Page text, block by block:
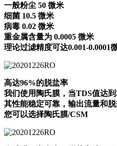
一般粉尘 50 微米
细菌 10.5 微米
病毒 0.02 微米
重金属含量为 0.0005 微米
理论过滤精度可达0.001-0.0001
高达96%的脱盐率
我们使用陶氏膜，当TDS值达到
其性能稳定可靠，输出流量和脱
您可以选择陶氏膜/CSM